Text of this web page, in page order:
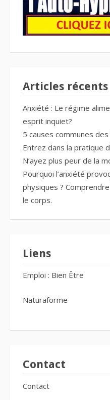
Articles récents
Anxiété : Le régime
esprit inquiet?
5 causes communes
Entrez dans la pratique
N’ayez plus peur de la
Pourquoi l’anxiété
physiques ?
le corps.
Liens
Emploi : Bien Être
Naturaforme
Contact
Contact